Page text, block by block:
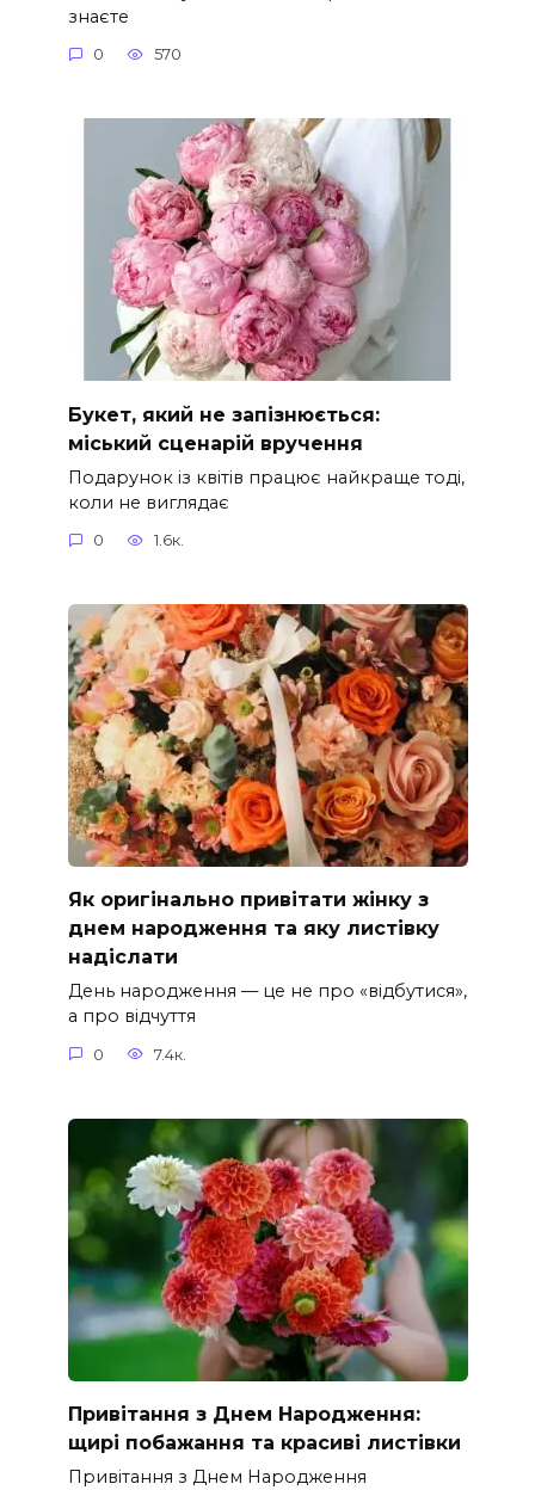
знаєте
0 570
Букет, який не запізнюється:
міський сценарій вручення
Подарунок із квітів працює найкраще тоді,
коли не виглядає
0 1.6к.
Як оригінально привітати жінку з
днем народження та яку листівку
надіслати
День народження — це не про «відбутися»,
а про відчуття
0 7.4к.
Привітання з Днем Народження:
щирі побажання та красиві листівки
Привітання з Днем Народження